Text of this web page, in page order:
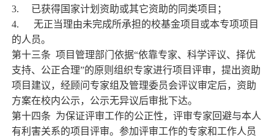
3. 已获得国家计划资助或其它资助的同类项目；
4.无正当理由未完成所承担的校基金项目或本专项项目
的人员。
第十三条 项目管理部门依据“依靠专家、科学评议、择优
支持、公正合理”的原则组织专家进行项目评审，提出资助
项目建议，经顾问专家组及管理委员会评议审定后，资助
方案在校内公示，公示无异议后审批下达。
第十四条 为保证评审工作的公正性，评审专家回避与本人
有利害关系的项目评审。参加评审工作的专家和工作人员